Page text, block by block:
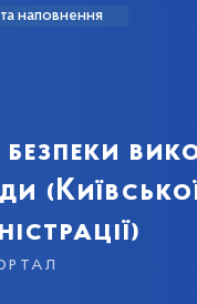
наповнення